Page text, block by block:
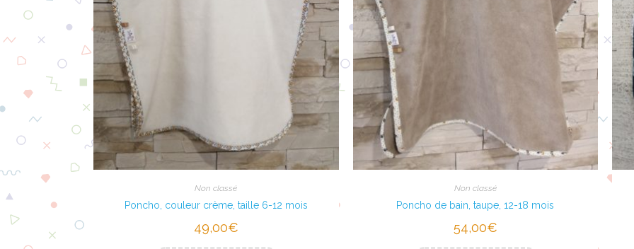
Non classé
Poncho, couleur crème, taille 6-12 mois
49,00€
Non classé
Poncho de bain, taupe, 12-18 mois
54,00€